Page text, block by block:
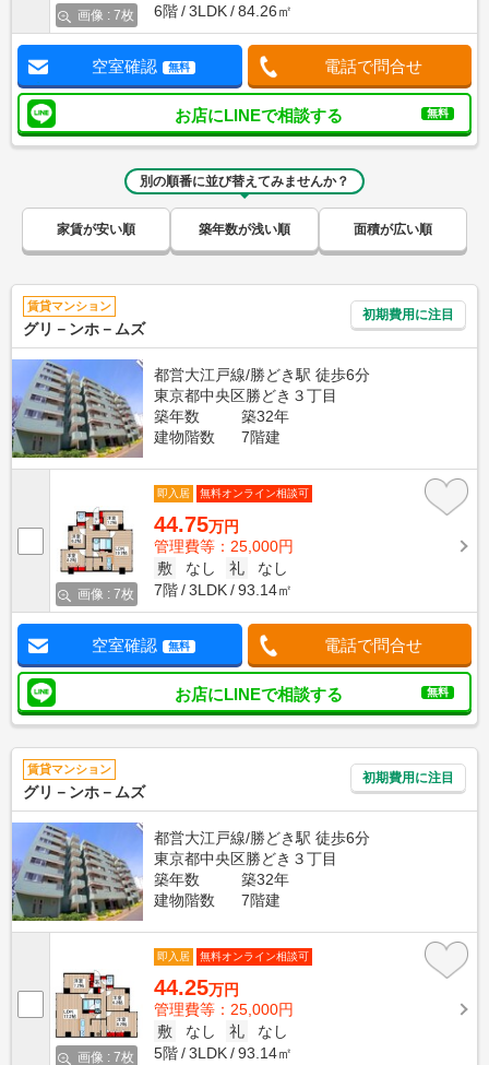
画像 : 7枚
6階
3LDK 84.26㎡
空室確認 無料 電話で問合せ
お店にLINEで相談する 無料
別の順番に並び替えてみませんか？
家賃が安い順 築年数が浅い順 面積が広い順
賃貸マンション
グリ－ンホ－ムズ
初期費用に注目
都営大江戸線/勝どき駅 徒歩6分
東京都中央区勝どき３丁目
築年数
築32年
建物階数
7階建
画像 : 7枚
即入居 無料オンライン相談可
44.75万円
管理費等：25,000円
敷
なし 礼
なし
7階
3LDK 93.14㎡
空室確認 無料 電話で問合せ
お店にLINEで相談する 無料
賃貸マンション
グリ－ンホ－ムズ
初期費用に注目
都営大江戸線/勝どき駅 徒歩6分
東京都中央区勝どき３丁目
築年数
築32年
建物階数
7階建
画像 : 7枚
即入居 無料オンライン相談可
44.25万円
管理費等：25,000円
敷
なし 礼
なし
5階
3LDK 93.14㎡